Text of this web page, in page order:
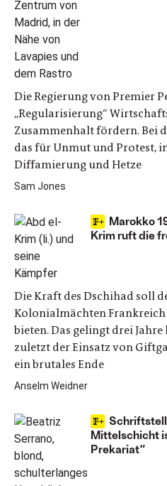
Die Regierung von Premier
„Regularisierung“
Zusammenhalt fördern. Bei
das für Unmut und Protest,
Diffamierung und Hetze
Sam Jones
Marokko
Krim ruft die
Die Kraft des Dschihad soll
Kolonialmächten
bieten. Das gelingt drei
zuletzt der Einsatz von
ein brutales Ende
Anselm Weidner
Mittelschicht
Prekariat“